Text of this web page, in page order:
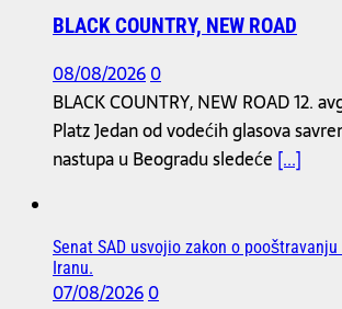
BLACK COUNTRY, NEW ROAD
08/08/20260
BLACK COUNTRY, NEW ROAD 12.
Platz Jedan od vodećih glasova
nastupa u Beogradu sledeće [...]
Senat SAD usvojio zakon o
Iranu.
07/08/20260